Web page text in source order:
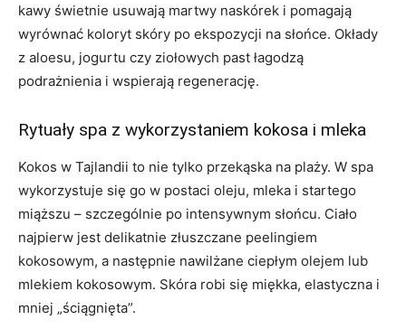
kawy świetnie usuwają martwy naskórek i pomagają
wyrównać koloryt skóry po ekspozycji na słońce. Okłady
z aloesu, jogurtu czy ziołowych past łagodzą
podrażnienia i wspierają regenerację.
Rytuały spa z wykorzystaniem kokosa i mleka
Kokos w Tajlandii to nie tylko przekąska na plaży. W spa
wykorzystuje się go w postaci oleju, mleka i startego
miąższu – szczególnie po intensywnym słońcu. Ciało
najpierw jest delikatnie złuszczane peelingiem
kokosowym, a następnie nawilżane ciepłym olejem lub
mlekiem kokosowym. Skóra robi się miękka, elastyczna i
mniej „ściągnięta”.